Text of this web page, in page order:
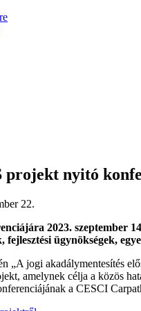
projekt nyitó
22.
2023. szeptember
ügynökségek,
„A jogi akadálymentesítés
amelynek célja a közös
a CESCI